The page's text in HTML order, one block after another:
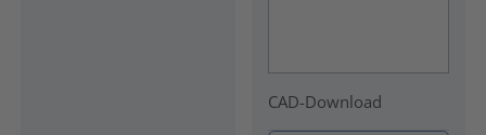
CAD-Download